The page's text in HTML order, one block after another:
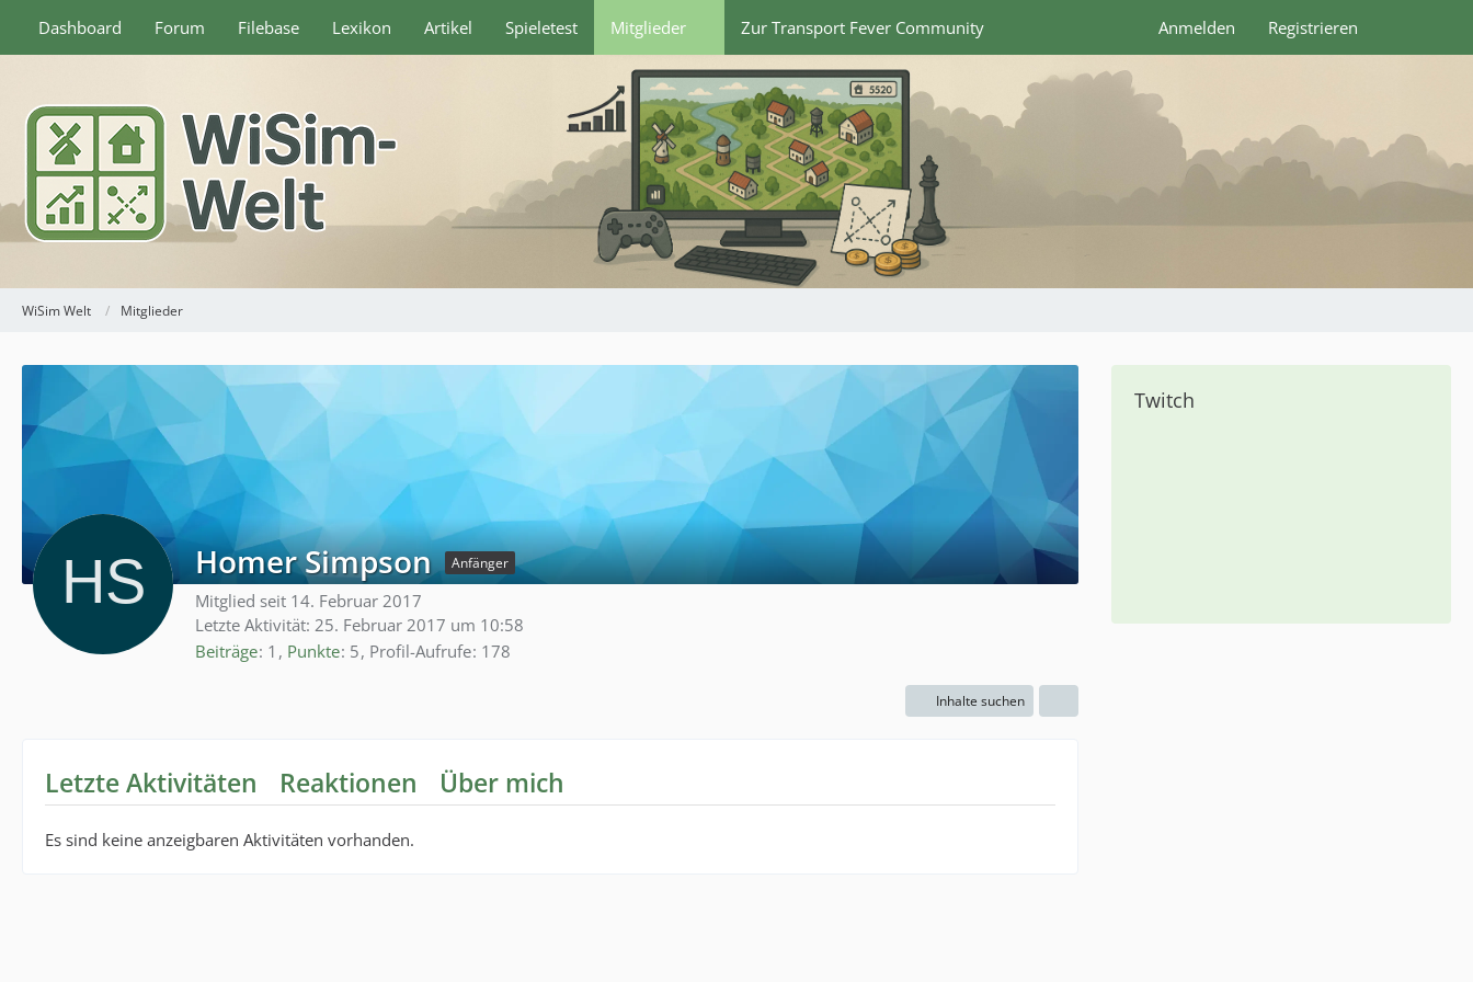
Dashboard Forum Filebase Lexikon Artikel Spieletest Mitglieder Zur Transport Fever Community Anmelden Registrieren
WiSim Welt Mitglieder
Homer Simpson Anfänger
Mitglied seit 14. Februar 2017
Letzte Aktivität: 25. Februar 2017 um 10:58
Beiträge 1 Punkte 5 Profil-Aufrufe 178
Inhalte suchen
Letzte Aktivitäten Reaktionen Über mich
Es sind keine anzeigbaren Aktivitäten vorhanden.
Twitch